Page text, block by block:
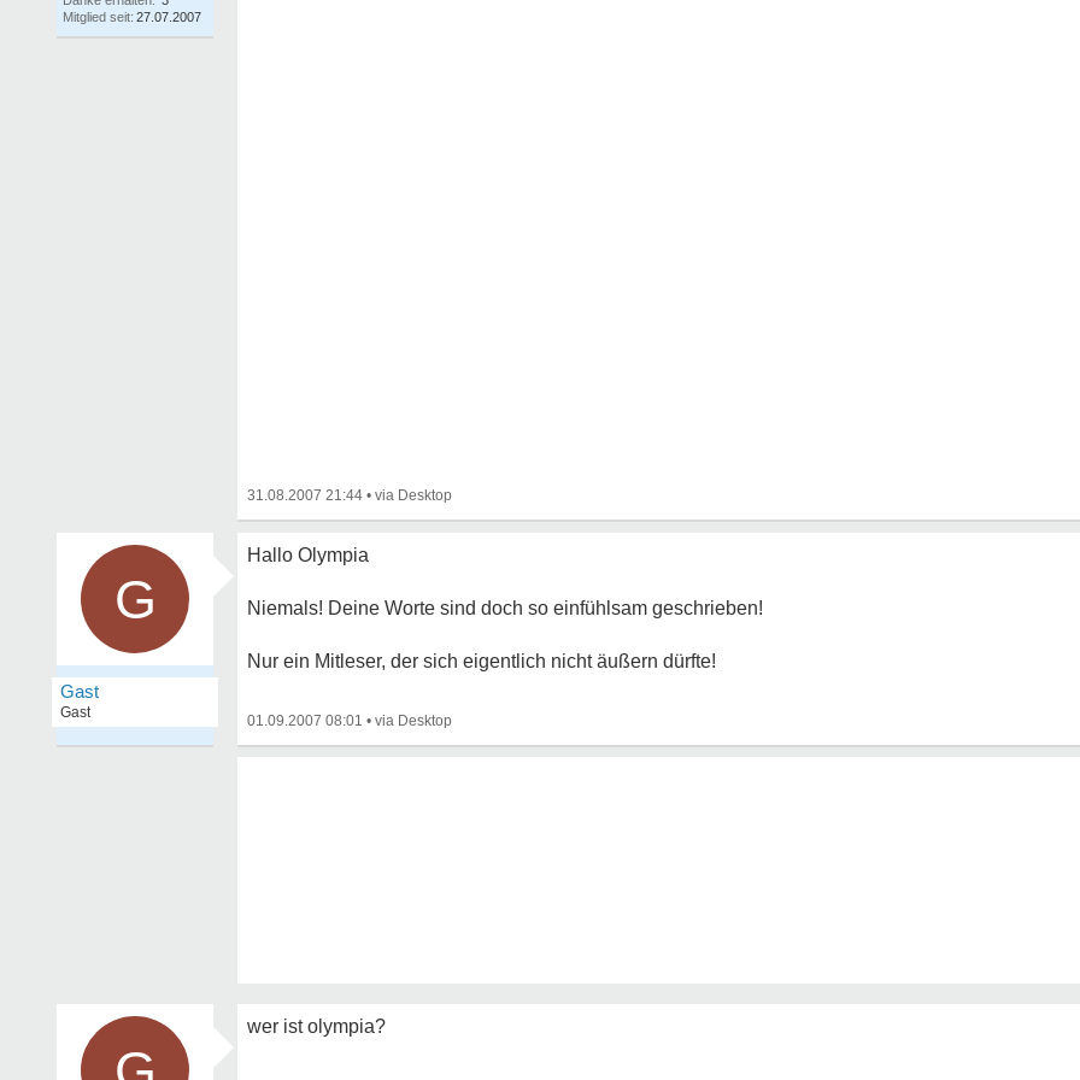
Mitglied seit: 27.07.2007
31.08.2007 21:44 •
G
Gast
Gast
Hallo Olympia
Niemals! Deine Worte sind doch so einfühlsam geschrieben!
Nur ein Mitleser, der sich eigentlich nicht äußern dürfte!
01.09.2007 08:01 •
wer ist olympia?